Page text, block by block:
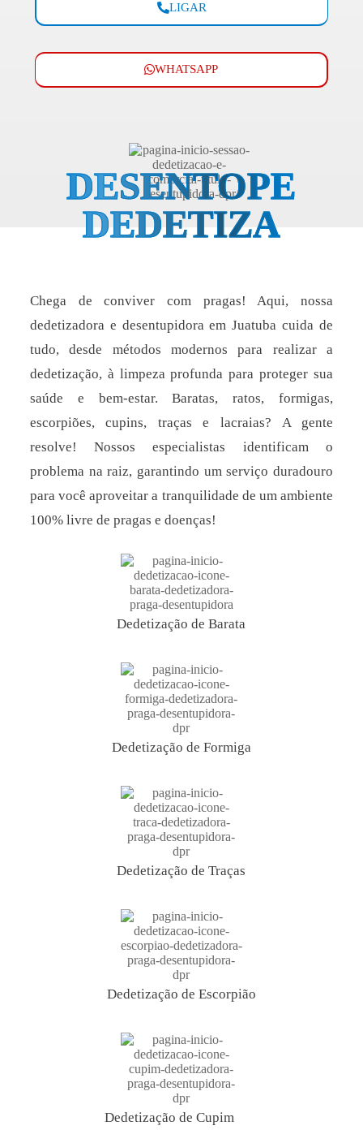
LIGAR
WHATSAPP
DESENTOPE
DEDETIZA
Chega de conviver com pragas! Aqui, nossa
dedetizadora e desentupidora em Juatuba cuida de
tudo, desde métodos modernos para realizar a
dedetização, à limpeza profunda para proteger sua
saúde e bem-estar. Baratas, ratos, formigas,
escorpiões, cupins, traças e lacraias? A gente
resolve! Nossos especialistas identificam o
problema na raiz, garantindo um serviço duradouro
para você aproveitar a tranquilidade de um ambiente
100% livre de pragas e doenças!
Dedetização de Barata
Dedetização de Formiga
Dedetização de Traças
Dedetização de Escorpião
Dedetização de Cupim